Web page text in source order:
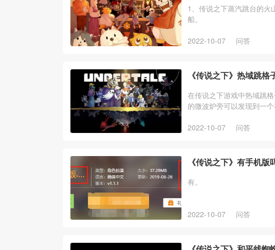
1、传说之下蒸汽跳台的火
船。
2022-10-07 问答
《传说之下》热域跳格
在传说之下游戏中热域跳
的微波炉旁可以发现到一
2022-10-07
问答
《传说之下》有手机版
有。
2022-10-07 问答